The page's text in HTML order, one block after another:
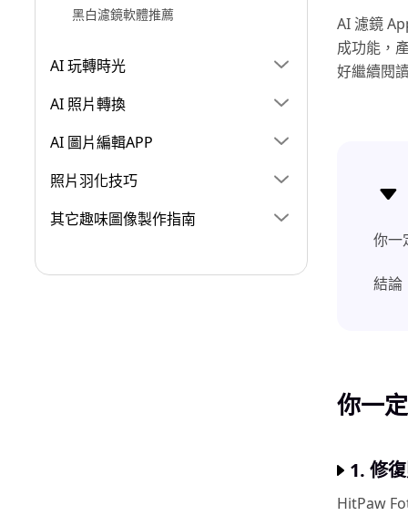
黑白濾鏡軟體推薦
AI 玩轉時光
AI 照片轉換
AI 圖片編輯APP
照片羽化技巧
其它趣味圖像製作指南
AI 濾鏡
成功能，
好繼續閱
你一
結論
你一
1. 修
HitPaw